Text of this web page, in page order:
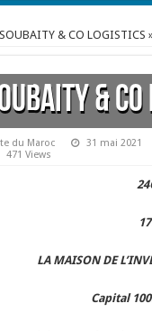
& CO LOGISTICS
&
du Maroc 31 mai 2021
471 Views
LA MAISON DE
Capital